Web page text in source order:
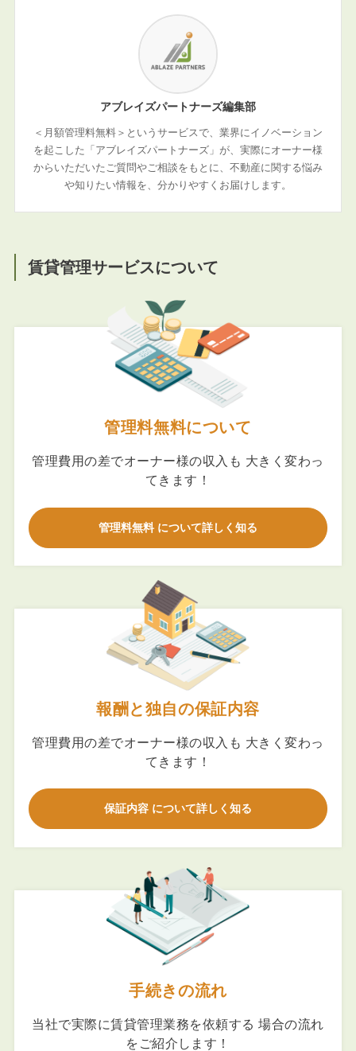
アブレイズパートナーズ編集部
＜月額管理料無料＞というサービスで、業界にイノベーション
を起こした「アブレイズパートナーズ」が、実際にオーナー様
からいただいたご質問やご相談をもとに、不動産に関する悩み
や知りたい情報を、分かりやすくお届けします。
賃貸管理サービスについて
管理料無料について
管理費用の差でオーナー様の収入も 大きく変わっ
てきます！
管理料無料 について詳しく知る
報酬と独自の保証内容
管理費用の差でオーナー様の収入も 大きく変わっ
てきます！
保証内容 について詳しく知る
手続きの流れ
当社で実際に賃貸管理業務を依頼する 場合の流れ
をご紹介します！